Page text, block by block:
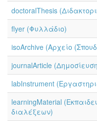
doctoralThesis
flyer (Φυλλάδιο)
isoArchive (Αρχείο
journalArticle
labInstrument
learningMaterial
διαλέξεων)